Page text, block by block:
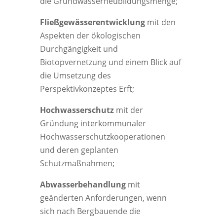
Fließgewässerentwicklung mit den
Aspekten der ökologischen
Durchgängigkeit und
Biotopvernetzung und einem Blick auf
die Umsetzung des
Perspektivkonzeptes Erft;
Hochwasserschutz mit der
Gründung interkommunaler
Hochwasserschutzkooperationen
und deren geplanten
Schutzmaßnahmen;
Abwasserbehandlung mit
geänderten Anforderungen, wenn
sich nach Bergbauende die